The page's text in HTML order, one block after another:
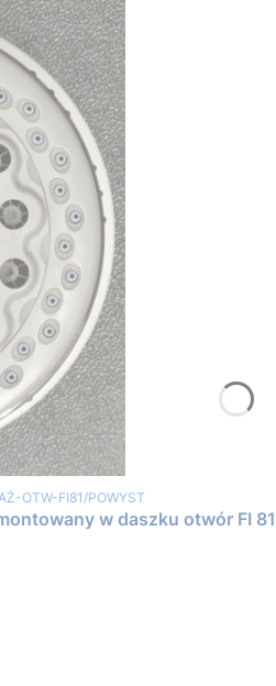
OTW-FI81/POWYST
w daszku otwór FI